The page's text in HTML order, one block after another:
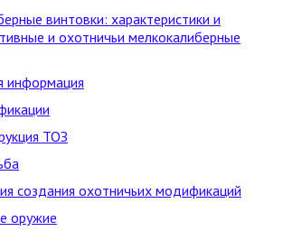
винтовки: характеристики и
и охотничьи мелкокалиберные
информация
ТОЗ
создания охотничьих модификаций
оружие